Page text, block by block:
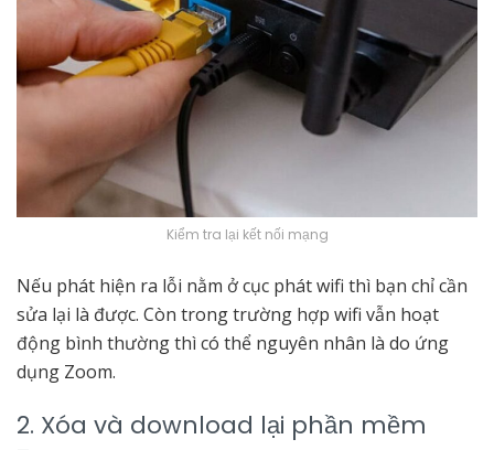
Kiểm tra lại kết nối mạng
Nếu phát hiện ra lỗi nằm ở cục phát wifi thì bạn chỉ cần
sửa lại là được. Còn trong trường hợp wifi vẫn hoạt
động bình thường thì có thể nguyên nhân là do ứng
dụng Zoom.
2. Xóa và download lại phần mềm